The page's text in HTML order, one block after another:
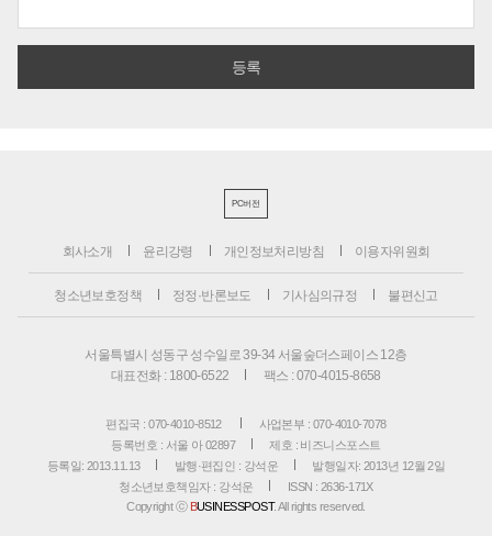
PC버전
회사소개 윤리강령 개인정보처리방침 이용자위원회
청소년보호정책 정정·반론보도 기사심의규정 불편신고
서울특별시 성동구 성수일로 39-34 서울숲더스페이스 12층
대표전화 : 1800-6522
팩스 : 070-4015-8658
편집국 : 070-4010-8512
사업본부 : 070-4010-7078
등록번호 : 서울 아 02897
제호 : 비즈니스포스트
등록일: 2013.11.13
발행·편집인 : 강석운
발행일자: 2013년 12월 2일
청소년보호책임자 : 강석운
ISSN : 2636-171X
Copyright ⓒ BUSINESSPOST. All rights reserved.